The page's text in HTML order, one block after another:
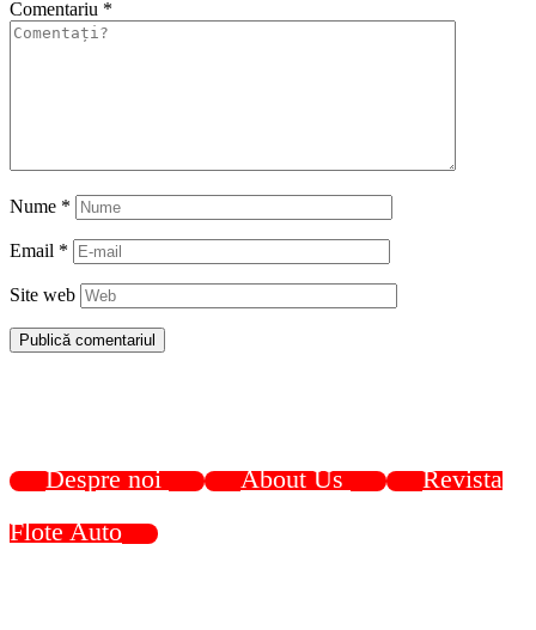
Comentariu *
Nume *
Email *
Site web
Despre noi About Us
Revista
Flote Auto